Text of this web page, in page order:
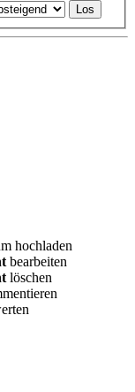
hochladen
bearbeiten
löschen